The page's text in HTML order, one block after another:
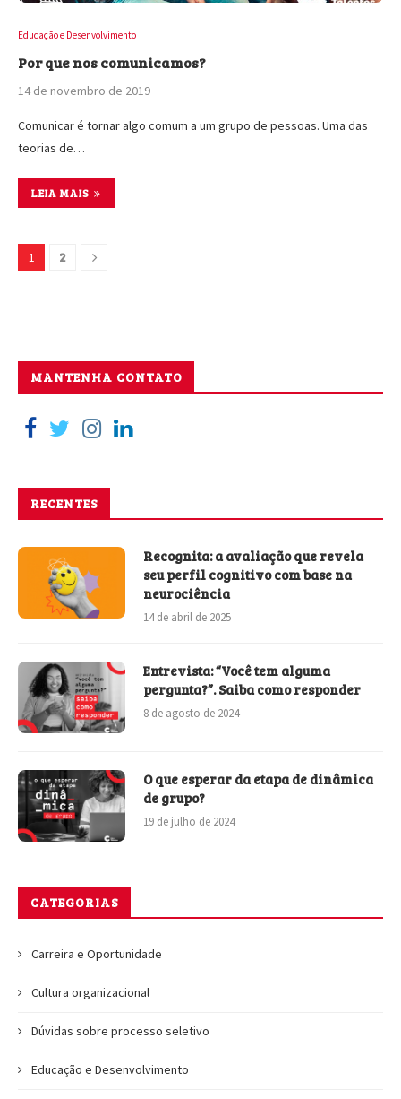
Educação e Desenvolvimento
Por que nos comunicamos?
14 de novembro de 2019
Comunicar é tornar algo comum a um grupo de pessoas. Uma das
teorias de…
LEIA MAIS
1 2
MANTENHA CONTATO
RECENTES
Recognita: a avaliação que revela
seu perfil cognitivo com base na
neurociência
14 de abril de 2025
Entrevista: “Você tem alguma
pergunta?”. Saiba como responder
8 de agosto de 2024
O que esperar da etapa de dinâmica
de grupo?
19 de julho de 2024
CATEGORIAS
Carreira e Oportunidade
Cultura organizacional
Dúvidas sobre processo seletivo
Educação e Desenvolvimento